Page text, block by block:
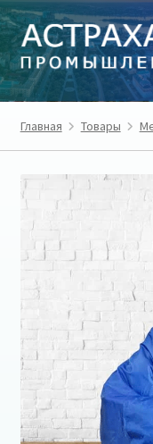
Перейти
к
навигации
Перейти
к
содержимому
ГЛАВНАЯ
ТОВАРЫ
РЕГИОН
О ПРОЕКТЕ
ЛИЧНЫЙ КАБИНЕТ
Главная Товары